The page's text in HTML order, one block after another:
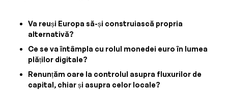
Va reuși Europa să-și construiască propria
alternativă?
Ce se va întâmpla cu rolul monedei euro în lumea
plăților digitale?
Renunțăm oare la controlul asupra fluxurilor de
capital, chiar și asupra celor locale?